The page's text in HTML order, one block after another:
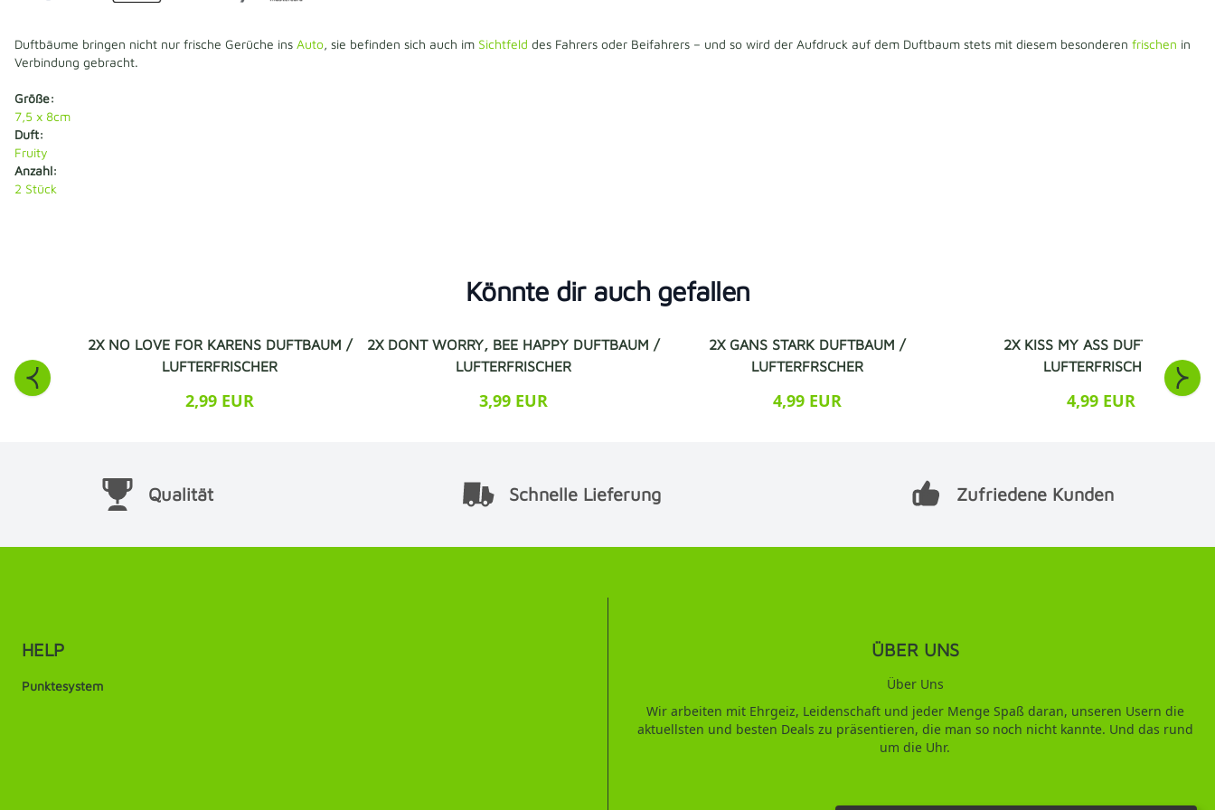
Duftbäume bringen nicht nur frische Gerüche ins Auto, sie befinden sich auch im Sichtfeld des Fahrers oder Beifahrers – und so wird der Aufdruck auf dem Duftbaum stets mit diesem besonderen frischen in
Verbindung gebracht.
Größe:
7,5 x 8cm
Duft:
Fruity
Anzahl:
2 Stück
Könnte dir auch gefallen
2X NO LOVE FOR KARENS DUFTBAUM /
LUFTERFRISCHER
2,99 EUR
2X DONT WORRY, BEE HAPPY DUFTBAUM /
LUFTERFRISCHER
3,99 EUR
2X GANS STARK DUFTBAUM /
LUFTERFRSCHER
4,99 EUR
2X KISS MY ASS DUFTBAUM /
LUFTERFRISCHER
4,99 EUR
Qualität Schnelle Lieferung Zufriedene Kunden
HELP
Punktesystem
ÜBER UNS
Über Uns
Wir arbeiten mit Ehrgeiz, Leidenschaft und jeder Menge Spaß daran, unseren Usern die
aktuellsten und besten Deals zu präsentieren, die man so noch nicht kannte. Und das rund
um die Uhr.